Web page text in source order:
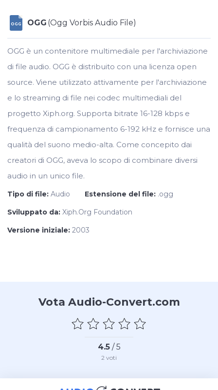
OGG OGG (Ogg Vorbis Audio File)
OGG è un contenitore multimediale per l'archiviazione
di file audio. OGG è distribuito con una licenza open
source. Viene utilizzato attivamente per l'archiviazione
e lo streaming di file nei codec multimediali del
progetto Xiph.org. Supporta bitrate 16-128 kbps e
frequenza di campionamento 6-192 kHz e fornisce una
qualità del suono medio-alta. Come concepito dai
creatori di OGG, aveva lo scopo di combinare diversi
audio in un unico file.
Tipo di file: Audio Estensione del file: .ogg
Sviluppato da: Xiph.Org Foundation
Versione iniziale: 2003
Vota Audio-Convert.com
4.5/ 5
2 voti